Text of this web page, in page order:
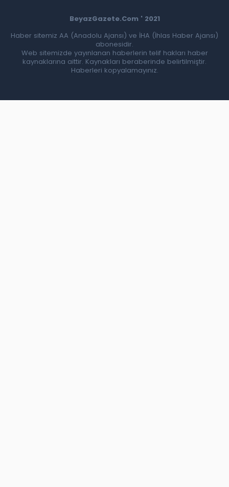
BeyazGazete.Com ' 2021
Haber sitemiz AA (Anadolu Ajansı) ve İHA (İhlas Haber Ajansı)
abonesidir.
Web sitemizde yayınlanan haberlerin telif hakları haber
kaynaklarına aittir. Kaynakları beraberinde belirtilmiştir.
Haberleri kopyalamayınız.